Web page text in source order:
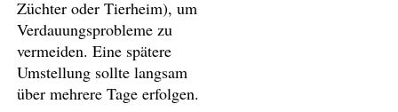
Züchter oder Tierheim), um
Verdauungsprobleme zu
vermeiden. Eine spätere
Umstellung sollte langsam
über mehrere Tage erfolgen.